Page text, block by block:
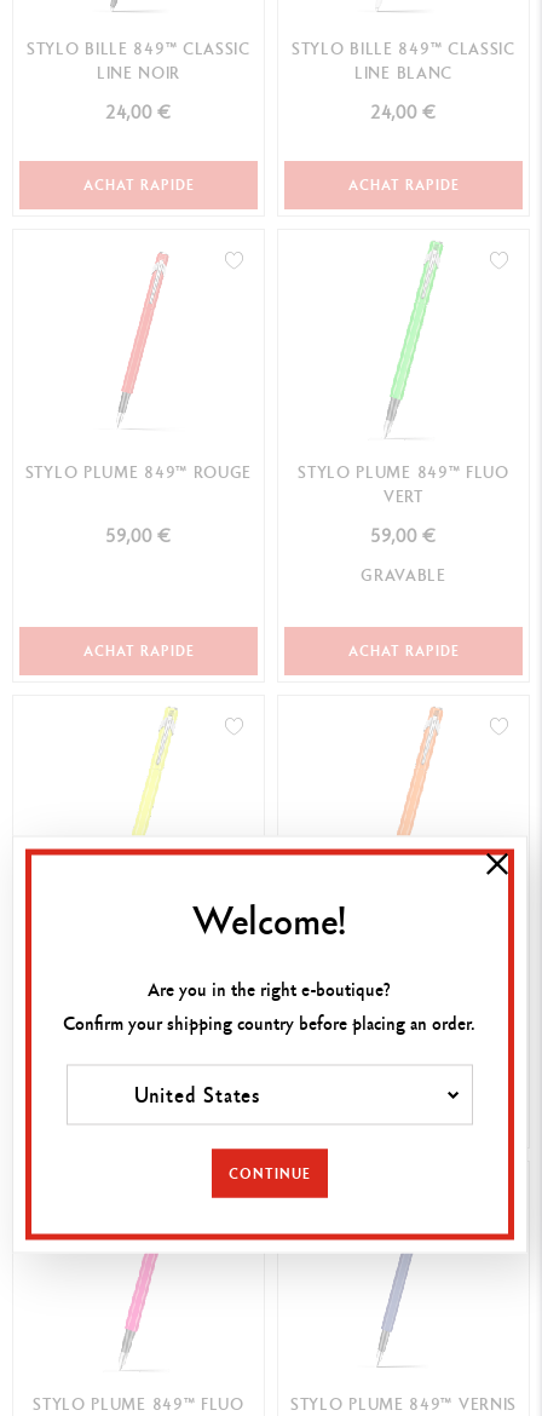
STYLO BILLE 849™ CLASSIC
LINE NOIR
24,00 €
ACHAT RAPIDE
STYLO BILLE 849™ CLASSIC
LINE BLANC
24,00 €
ACHAT RAPIDE
STYLO PLUME 849™ ROUGE
59,00 €
ACHAT RAPIDE
STYLO PLUME 849™ FLUO
VERT
59,00 €
GRAVABLE
ACHAT RAPIDE
STYLO PLUME 849™ FLUO
59,00 €
GRAVABLE
STYLO PLUME 849™ FLUO
59,00 €
GRAVABLE
STYLO PLUME 849™ FLUO
STYLO PLUME 849™ VERNIS
Welcome!
Are you in the right e-boutique?
Confirm your shipping country before placing an order.
United States
CONTINUE